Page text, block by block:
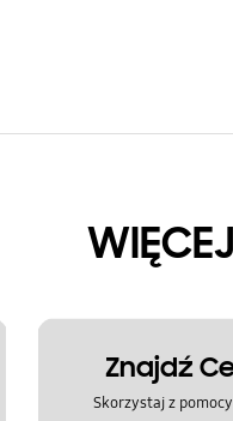
Znajdź
Skorzystaj z